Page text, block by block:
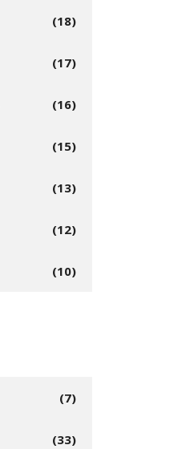
(18)
(17)
(16)
(15)
(13)
(12)
(10)
(7)
(33)